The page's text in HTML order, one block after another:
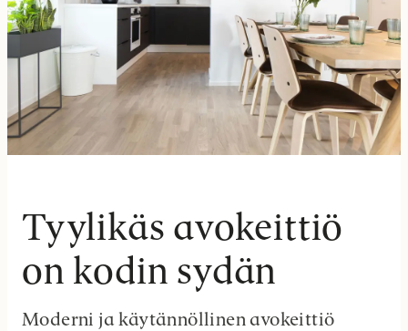
Tyylikäs avokeittiö
on kodin sydän
Moderni ja käytännöllinen avokeittiö